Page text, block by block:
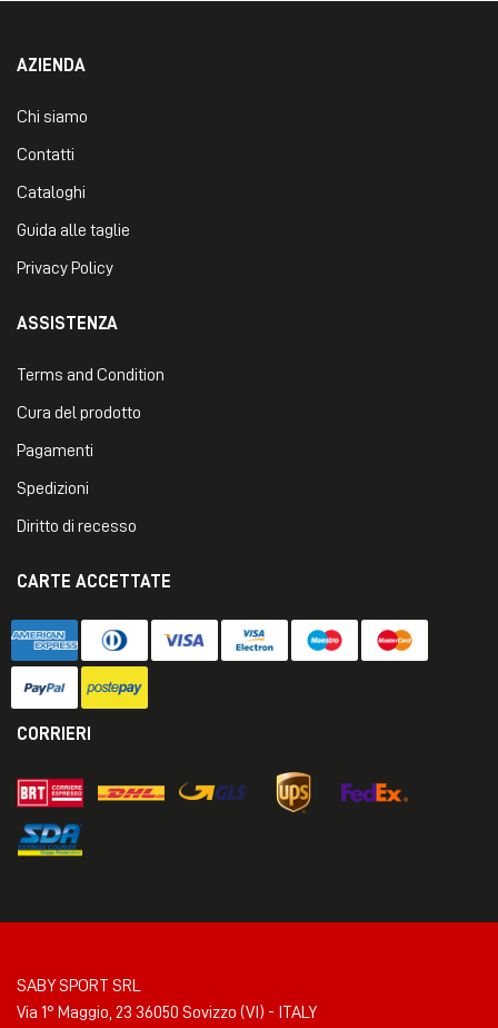
AZIENDA
Chi siamo
Contatti
Cataloghi
Guida alle taglie
Privacy Policy
ASSISTENZA
Terms and Condition
Cura del prodotto
Pagamenti
Spedizioni
Diritto di recesso
CARTE ACCETTATE
CORRIERI
SABY SPORT SRL
Via 1° Maggio, 23 36050 Sovizzo (VI) - ITALY